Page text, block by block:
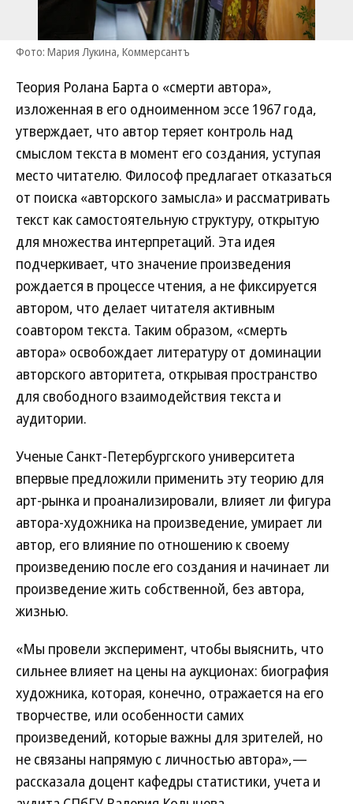
Фото: Мария Лукина, Коммерсантъ
Теория Ролана Барта о «смерти автора»,
изложенная в его одноименном эссе 1967 года,
утверждает, что автор теряет контроль над
смыслом текста в момент его создания, уступая
место читателю. Философ предлагает отказаться
от поиска «авторского замысла» и рассматривать
текст как самостоятельную структуру, открытую
для множества интерпретаций. Эта идея
подчеркивает, что значение произведения
рождается в процессе чтения, а не фиксируется
автором, что делает читателя активным
соавтором текста. Таким образом, «смерть
автора» освобождает литературу от доминации
авторского авторитета, открывая пространство
для свободного взаимодействия текста и
аудитории.
Ученые Санкт-Петербургского университета
впервые предложили применить эту теорию для
арт-рынка и проанализировали, влияет ли фигура
автора-художника на произведение, умирает ли
автор, его влияние по отношению к своему
произведению после его создания и начинает ли
произведение жить собственной, без автора,
жизнью.
«Мы провели эксперимент, чтобы выяснить, что
сильнее влияет на цены на аукционах: биография
художника, которая, конечно, отражается на его
творчестве, или особенности самих
произведений, которые важны для зрителей, но
не связаны напрямую с личностью автора»,—
рассказала доцент кафедры статистики, учета и